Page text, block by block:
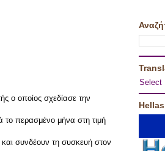
ο οποίος σχεδίασε την
περασμένο μήνα στη τιμή
συνδέουν τη συσκευή στον
Select